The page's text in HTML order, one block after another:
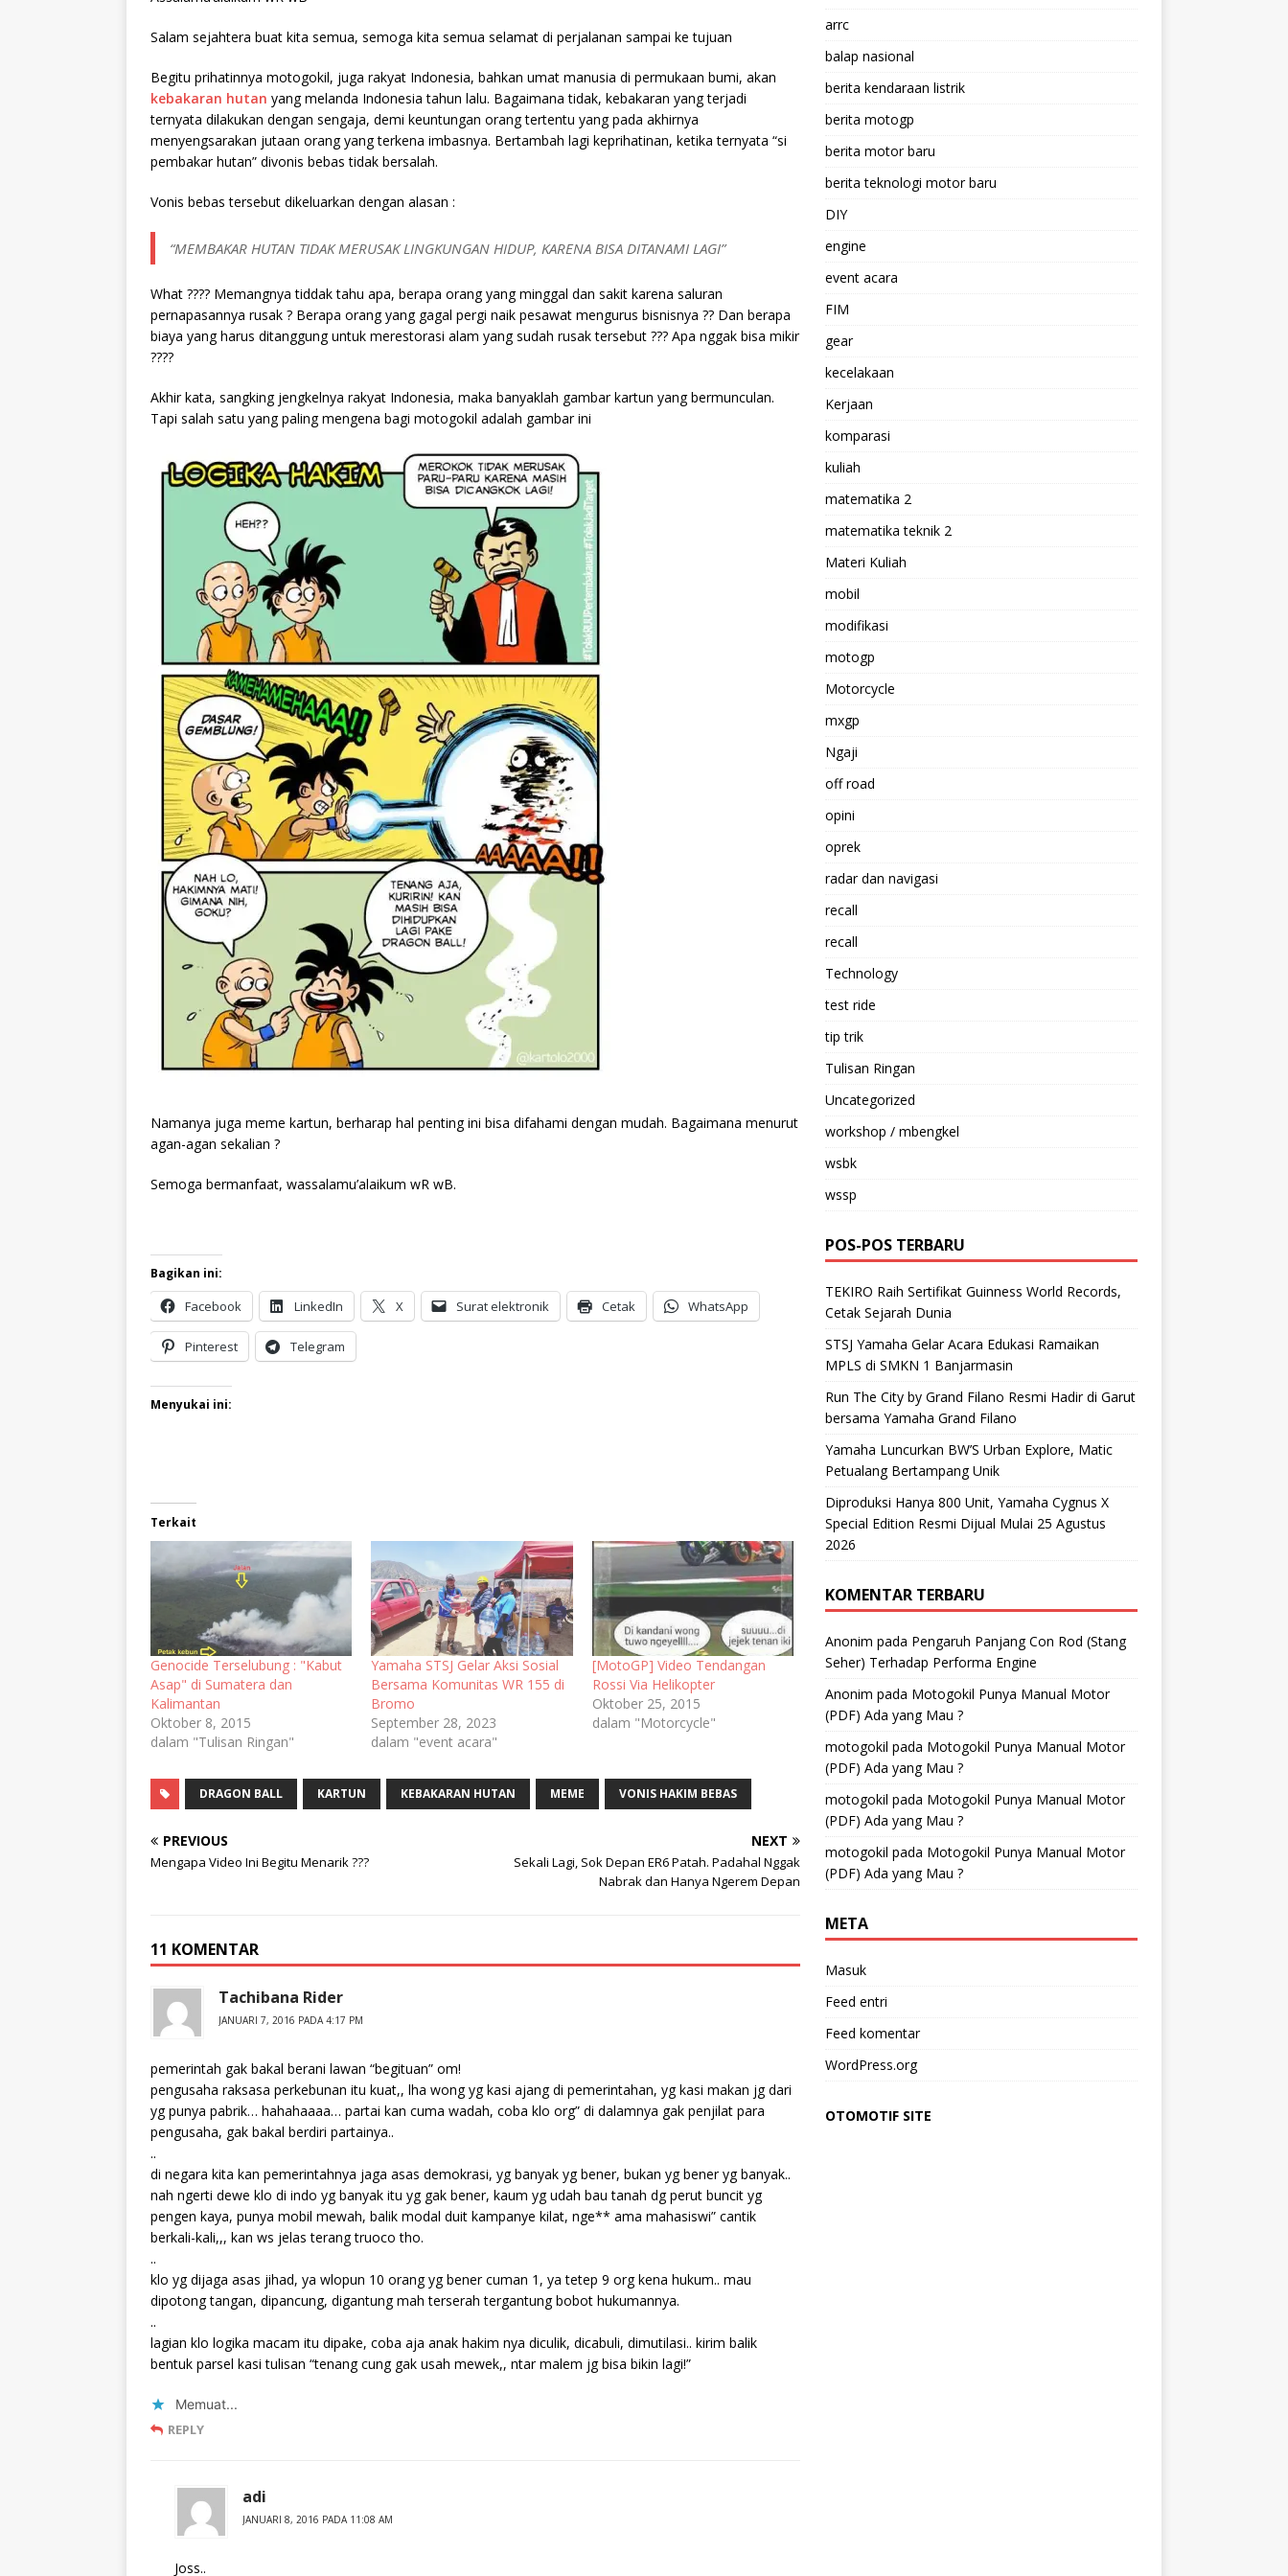
Salam sejahtera buat kita semua, semoga kita semua selamat di perjalanan sampai ke tujuan
Begitu prihatinnya motogokil, juga rakyat Indonesia, bahkan umat manusia di permukaan bumi, akan
kebakaran hutan yang melanda Indonesia tahun lalu. Bagaimana tidak, kebakaran yang terjadi
ternyata dilakukan dengan sengaja, demi keuntungan orang tertentu yang pada akhirnya
menyengsarakan jutaan orang yang terkena imbasnya. Bertambah lagi keprihatinan, ketika ternyata “si
pembakar hutan” divonis bebas tidak bersalah.
Vonis bebas tersebut dikeluarkan dengan alasan :
“MEMBAKAR HUTAN TIDAK MERUSAK LINGKUNGAN HIDUP, KARENA BISA DITANAMI LAGI”
What ???? Memangnya tiddak tahu apa, berapa orang yang minggal dan sakit karena saluran
pernapasannya rusak ? Berapa orang yang gagal pergi naik pesawat mengurus bisnisnya ?? Dan berapa
biaya yang harus ditanggung untuk merestorasi alam yang sudah rusak tersebut ??? Apa nggak bisa mikir
????
Akhir kata, sangking jengkelnya rakyat Indonesia, maka banyaklah gambar kartun yang bermunculan.
Tapi salah satu yang paling mengena bagi motogokil adalah gambar ini
Namanya juga meme kartun, berharap hal penting ini bisa difahami dengan mudah. Bagaimana menurut
agan-agan sekalian ?
Semoga bermanfaat, wassalamu’alaikum wR wB.
Bagikan ini:
Facebook LinkedIn X Surat elektronik Cetak WhatsApp
Pinterest Telegram
Menyukai ini:
Terkait
Genocide Terselubung : "Kabut
Asap" di Sumatera dan
Kalimantan
Oktober 8, 2015
dalam "Tulisan Ringan"
Yamaha STSJ Gelar Aksi Sosial
Bersama Komunitas WR 155 di
Bromo
September 28, 2023
dalam "event acara"
[MotoGP] Video Tendangan
Rossi Via Helikopter
Oktober 25, 2015
dalam "Motorcycle"
DRAGON BALL KARTUN KEBAKARAN HUTAN MEME VONIS HAKIM BEBAS
PREVIOUS
Mengapa Video Ini Begitu Menarik ???
NEXT
Sekali Lagi, Sok Depan ER6 Patah. Padahal Nggak
Nabrak dan Hanya Ngerem Depan
11 KOMENTAR
Tachibana Rider
JANUARI 7, 2016 PADA 4:17 PM
pemerintah gak bakal berani lawan “begituan” om!
pengusaha raksasa perkebunan itu kuat,, lha wong yg kasi ajang di pemerintahan, yg kasi makan jg dari
yg punya pabrik… hahahaaaa… partai kan cuma wadah, coba klo org” di dalamnya gak penjilat para
pengusaha, gak bakal berdiri partainya..
..
di negara kita kan pemerintahnya jaga asas demokrasi, yg banyak yg bener, bukan yg bener yg banyak..
nah ngerti dewe klo di indo yg banyak itu yg gak bener, kaum yg udah bau tanah dg perut buncit yg
pengen kaya, punya mobil mewah, balik modal duit kampanye kilat, nge** ama mahasiswi” cantik
berkali-kali,,, kan ws jelas terang truoco tho.
..
klo yg dijaga asas jihad, ya wlopun 10 orang yg bener cuman 1, ya tetep 9 org kena hukum.. mau
dipotong tangan, dipancung, digantung mah terserah tergantung bobot hukumannya.
..
lagian klo logika macam itu dipake, coba aja anak hakim nya diculik, dicabuli, dimutilasi.. kirim balik
bentuk parsel kasi tulisan “tenang cung gak usah mewek,, ntar malem jg bisa bikin lagi!”
Memuat...
REPLY
adi
JANUARI 8, 2016 PADA 11:08 AM
Joss..
arrc
balap nasional
berita kendaraan listrik
berita motogp
berita motor baru
berita teknologi motor baru
DIY
engine
event acara
FIM
gear
kecelakaan
Kerjaan
komparasi
kuliah
matematika 2
matematika teknik 2
Materi Kuliah
mobil
modifikasi
motogp
Motorcycle
mxgp
Ngaji
off road
opini
oprek
radar dan navigasi
recall
recall
Technology
test ride
tip trik
Tulisan Ringan
Uncategorized
workshop / mbengkel
wsbk
wssp
POS-POS TERBARU
TEKIRO Raih Sertifikat Guinness World Records,
Cetak Sejarah Dunia
STSJ Yamaha Gelar Acara Edukasi Ramaikan
MPLS di SMKN 1 Banjarmasin
Run The City by Grand Filano Resmi Hadir di Garut
bersama Yamaha Grand Filano
Yamaha Luncurkan BW’S Urban Explore, Matic
Petualang Bertampang Unik
Diproduksi Hanya 800 Unit, Yamaha Cygnus X
Special Edition Resmi Dijual Mulai 25 Agustus
2026
KOMENTAR TERBARU
Anonim pada Pengaruh Panjang Con Rod (Stang
Seher) Terhadap Performa Engine
Anonim pada Motogokil Punya Manual Motor
(PDF) Ada yang Mau ?
motogokil pada Motogokil Punya Manual Motor
(PDF) Ada yang Mau ?
motogokil pada Motogokil Punya Manual Motor
(PDF) Ada yang Mau ?
motogokil pada Motogokil Punya Manual Motor
(PDF) Ada yang Mau ?
META
Masuk
Feed entri
Feed komentar
WordPress.org
OTOMOTIF SITE